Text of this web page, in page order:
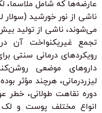
ناشی از نور خورشید (سولار
می‌شوند، ناشی از تولید
تجمع غیریکنواخت آن
رویکردهای درمانی سنتی
داروهای موضعی
لیزردرمانی، هرچند مؤثر
دوره نقاهت طولانی، خطر
انواع مختلف پوست و